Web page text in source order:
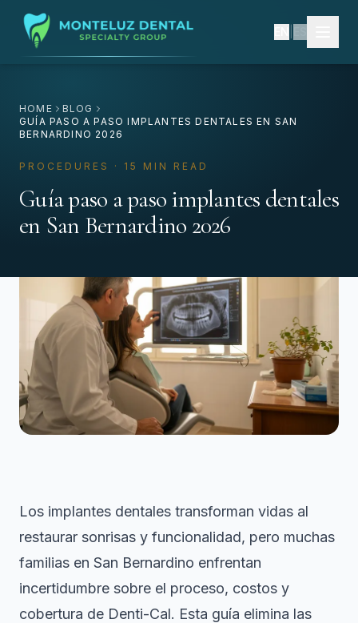
HOME
BLOG
GUÍA PASO A PASO IMPLANTES DENTALES EN SAN
BERNARDINO 2026
PROCEDURES · 15 MIN READ
Guía paso a paso implantes dentales
en San Bernardino 2026
Los implantes dentales transforman vidas al
restaurar sonrisas y funcionalidad, pero muchas
familias en San Bernardino enfrentan
incertidumbre sobre el proceso, costos y
cobertura de Denti-Cal. Esta guía elimina las